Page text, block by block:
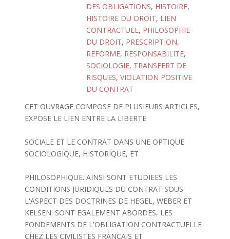
DES OBLIGATIONS, HISTOIRE,
HISTOIRE DU DROIT, LIEN
CONTRACTUEL, PHILOSOPHIE
DU DROIT, PRESCRIPTION,
REFORME, RESPONSABILITE,
SOCIOLOGIE, TRANSFERT DE
RISQUES, VIOLATION POSITIVE
DU CONTRAT
CET OUVRAGE COMPOSE DE PLUSIEURS ARTICLES,
EXPOSE LE LIEN ENTRE LA LIBERTE
SOCIALE ET LE CONTRAT DANS UNE OPTIQUE
SOCIOLOGIQUE, HISTORIQUE, ET
PHILOSOPHIQUE. AINSI SONT ETUDIEES LES
CONDITIONS JURIDIQUES DU CONTRAT SOUS
L'ASPECT DES DOCTRINES DE HEGEL, WEBER ET
KELSEN. SONT EGALEMENT ABORDES, LES
FONDEMENTS DE L'OBLIGATION CONTRACTUELLE
CHEZ LES CIVILISTES FRANCAIS ET